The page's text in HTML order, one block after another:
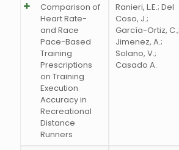
Comparison of
Heart Rate-
and Race
Pace-Based
Training
Prescriptions
on Training
Execution
Accuracy in
Recreational
Distance
Runners
Ranieri, L.E.; Del
Coso, J.;
García-Ortiz, C.;
Jimenez, A.;
Solano, V.;
Casado A.